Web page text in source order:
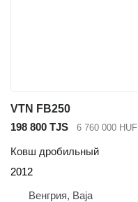
VTN FB250
198 800 TJS
6 760 000 HUF
Ковш дробильный
2012
Венгрия, Baja